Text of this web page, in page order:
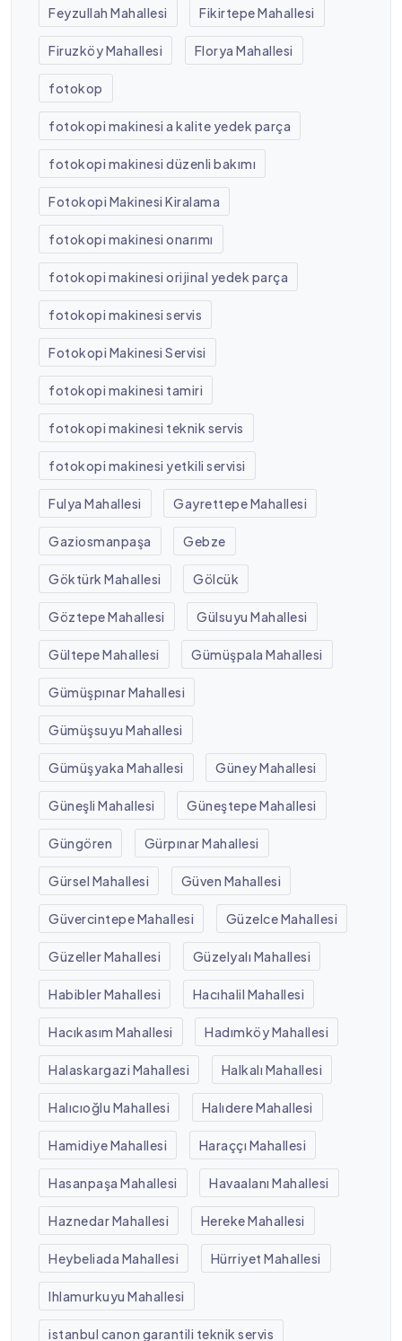
Feyzullah Mahallesi Fikirtepe Mahallesi
Firuzköy Mahallesi Florya Mahallesi
fotokop
fotokopi makinesi a kalite yedek parça
fotokopi makinesi düzenli bakımı
Fotokopi Makinesi Kiralama
fotokopi makinesi onarımı
fotokopi makinesi orijinal yedek parça
fotokopi makinesi servis
Fotokopi Makinesi Servisi
fotokopi makinesi tamiri
fotokopi makinesi teknik servis
fotokopi makinesi yetkili servisi
Fulya Mahallesi Gayrettepe Mahallesi
Gaziosmanpaşa Gebze
Göktürk Mahallesi Gölcük
Göztepe Mahallesi Gülsuyu Mahallesi
Gültepe Mahallesi Gümüşpala Mahallesi
Gümüşpınar Mahallesi
Gümüşsuyu Mahallesi
Gümüşyaka Mahallesi Güney Mahallesi
Güneşli Mahallesi Güneştepe Mahallesi
Güngören Gürpınar Mahallesi
Gürsel Mahallesi Güven Mahallesi
Güvercintepe Mahallesi Güzelce Mahallesi
Güzeller Mahallesi Güzelyalı Mahallesi
Habibler Mahallesi Hacıhalil Mahallesi
Hacıkasım Mahallesi Hadımköy Mahallesi
Halaskargazi Mahallesi Halkalı Mahallesi
Halıcıoğlu Mahallesi Halıdere Mahallesi
Hamidiye Mahallesi Haraççı Mahallesi
Hasanpaşa Mahallesi Havaalanı Mahallesi
Haznedar Mahallesi Hereke Mahallesi
Heybeliada Mahallesi Hürriyet Mahallesi
Ihlamurkuyu Mahallesi
istanbul canon garantili teknik servis